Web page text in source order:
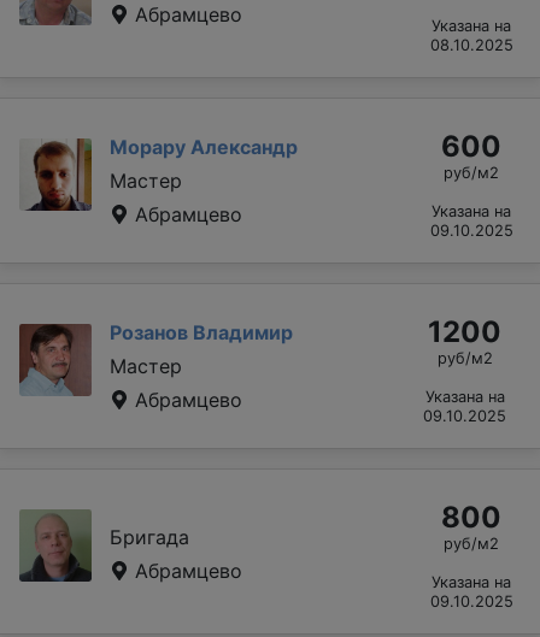
Абрамцево
Указана на
08.10.2025
Морару Александр
Мастер
Абрамцево
600
руб/м2
Указана на
09.10.2025
Розанов Владимир
Мастер
Абрамцево
1200
руб/м2
Указана на
09.10.2025
Бригада
Абрамцево
800
руб/м2
Указана на
09.10.2025